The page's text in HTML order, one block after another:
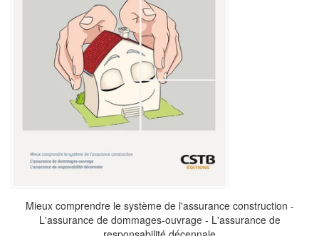
Mieux comprendre le système de l'assurance construction -
L'assurance de dommages-ouvrage - L'assurance de